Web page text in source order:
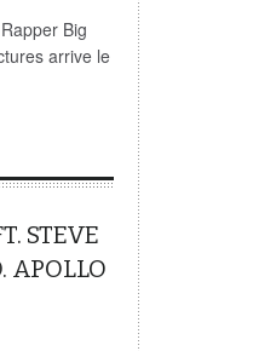
Big
arrive le
STEVE
APOLLO